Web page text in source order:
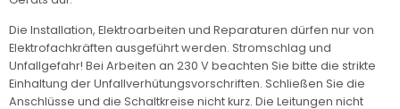
Die Installation, Elektroarbeiten und Reparaturen dürfen nur von
Elektrofachkräften ausgeführt werden. Stromschlag und
Unfallgefahr! Bei Arbeiten an 230 V beachten Sie bitte die strikte
Einhaltung der Unfallverhütungsvorschriften. Schließen Sie die
Anschlüsse und die Schaltkreise nicht kurz. Die Leitungen nicht